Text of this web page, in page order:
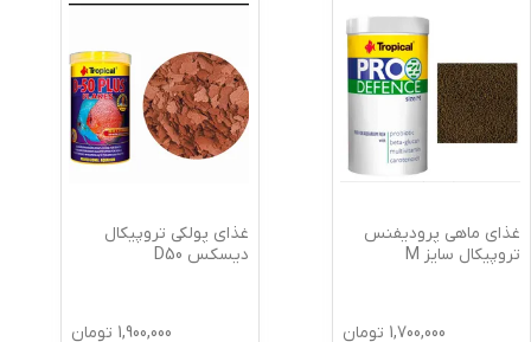
غذای ماهی پرودیفنس
تروپیکال سایز M
1,700,000 تومان
غذای پولکی تروپیکال
دیسکس D50
1,900,000 تومان